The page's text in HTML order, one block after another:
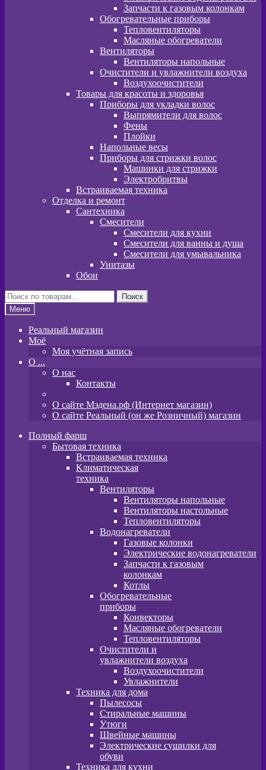
Запчасти к газовым колонкам
Обогревательные приборы
Тепловентиляторы
Масляные обогреватели
Вентиляторы
Вентиляторы напольные
Очистители и увлажнители воздуха
Воздухоочистители
Товары для красоты и здоровья
Приборы для укладки волос
Выпрямители для волос
Фены
Плойки
Напольные весы
Приборы для стрижки волос
Машинки для стрижки
Электробритвы
Встраиваемая техника
Отделка и ремонт
Сантехника
Смесители
Смесители для кухни
Смесители для ванны и душа
Смесители для умывальника
Унитазы
Обои
Искать:
Поиск
Меню
Реальный магазин
Моё
Моя учётная запись
O ...
О нас
Контакты
О сайте Мэдена.рф (Интернет магазин)
О сайте Реальный (он же Розничный) магазин
Полный фарш
Бытовая техника
Встраиваемая техника
Климатическая
техника
Вентиляторы
Вентиляторы напольные
Вентиляторы настольные
Тепловентиляторы
Водонагреватели
Газовые колонки
Электрические водонагреватели
Запчасти к газовым
колонкам
Котлы
Обогревательные
приборы
Конвекторы
Масляные обогреватели
Тепловентиляторы
Очистители и
увлажнители воздуха
Воздухоочистители
Увлажнители
Техника для дома
Пылесосы
Стиральные машины
Утюги
Швейные машины
Электрические сушилки для
обуви
Техника для кухни